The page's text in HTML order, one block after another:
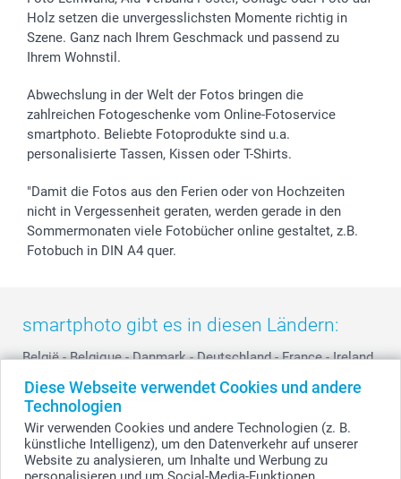
Diese Webseite verwendet Cookies und andere
Technologien
Wir verwenden Cookies und andere Technologien (z. B.
künstliche Intelligenz), um den Datenverkehr auf unserer
Website zu analysieren, um Inhalte und Werbung zu
Geschenk-Gutscheine (PDF)
Partnerprogramme
Investor Relations
Widerrufsrecht
Hochzeit
Geburtstag
Zu allen Anlässen
72h Lieferung
Zahlungsmöglichkeiten
Status der Bestellung
smartfriends
smartgarantie
smartbonus
Holz setzen die unvergesslichsten Momente richtig in
Szene. Ganz nach Ihrem Geschmack und passend zu
Ihrem Wohnstil.
Abwechslung in der Welt der Fotos bringen die
zahlreichen Fotogeschenke vom Online-Fotoservice
smartphoto. Beliebte Fotoprodukte sind u.a.
personalisierte Tassen, Kissen oder T-Shirts.
"Damit die Fotos aus den Ferien oder von Hochzeiten
nicht in Vergessenheit geraten, werden gerade in den
Sommermonaten viele Fotobücher online gestaltet, z.B.
Fotobuch in DIN A4 quer.
smartphoto gibt es in diesen Ländern:
België - Belgique - Danmark - Deutschland - France - Ireland
- Nederland - Norge - Österreich - Schweiz Suisse -
Switzerland - Suomi
Other Countries